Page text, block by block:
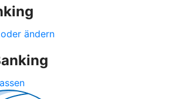
ändern